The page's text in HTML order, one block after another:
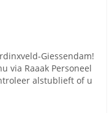
Giessendam!
via Raaak Personeel
alstublieft of u